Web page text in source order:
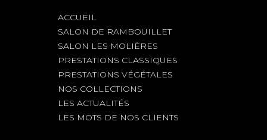
ACCUEIL
SALON DE RAMBOUILLET
SALON LES MOLIÈRES
PRESTATIONS CLASSIQUES
PRESTATIONS VÉGÉTALES
NOS COLLECTIONS
LES ACTUALITÉS
LES MOTS DE NOS CLIENTS